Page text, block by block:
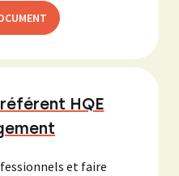
HQE
et faire